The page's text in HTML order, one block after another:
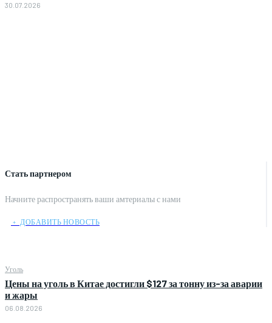
Стать партнером
Начните распространять ваши амтериалы с нами
﹢ ДОБАВИТЬ НОВОСТЬ
Уголь
Цены на уголь в Китае достигли $127 за тонну из-за аварии
и жары
06.08.2026
30.07.2026